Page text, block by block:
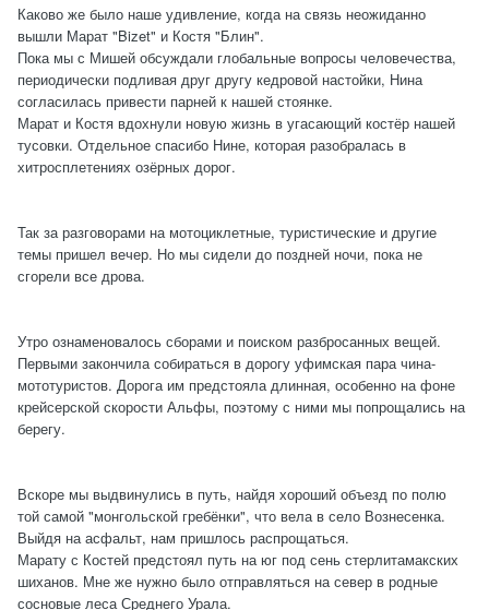
Каково же было наше удивление, когда на связь неожиданно
вышли Марат "Bizet" и Костя "Блин".
Пока мы с Мишей обсуждали глобальные вопросы человечества,
периодически подливая друг другу кедровой настойки, Нина
согласилась привести парней к нашей стоянке.
Марат и Костя вдохнули новую жизнь в угасающий костёр нашей
тусовки. Отдельное спасибо Нине, которая разобралась в
хитросплетениях озёрных дорог.
Так за разговорами на мотоциклетные, туристические и другие
темы пришел вечер. Но мы сидели до поздней ночи, пока не
сгорели все дрова.
Утро ознаменовалось сборами и поиском разбросанных вещей.
Первыми закончила собираться в дорогу уфимская пара чина-
мототуристов. Дорога им предстояла длинная, особенно на фоне
крейсерской скорости Альфы, поэтому с ними мы попрощались на
берегу.
Вскоре мы выдвинулись в путь, найдя хороший объезд по полю
той самой "монгольской гребёнки", что вела в село Вознесенка.
Выйдя на асфальт, нам пришлось распрощаться.
Марату с Костей предстоял путь на юг под сень стерлитамакских
шиханов. Мне же нужно было отправляться на север в родные
сосновые леса Среднего Урала.